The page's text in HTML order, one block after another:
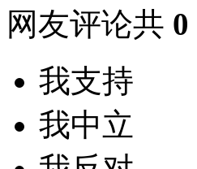
网友评论共 0
我支持
我中立